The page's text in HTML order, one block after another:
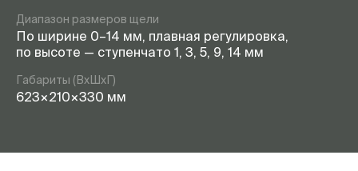
Диапазон размеров щели
По ширине 0–14 мм, плавная регулировка,
по высоте — ступенчато 1, 3, 5, 9, 14 мм
Габариты (ВxШxГ)
623×210×330 мм